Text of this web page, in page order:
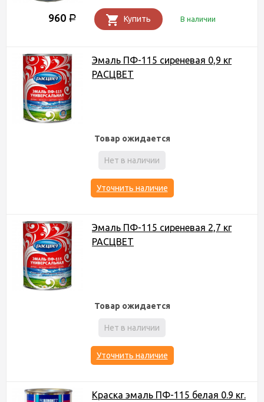
960 Р Купить В наличии
Эмаль ПФ-115 сиреневая 0,9 кг
РАСЦВЕТ
Товар ожидается
Нет в наличии
Уточнить наличие
Эмаль ПФ-115 сиреневая 2,7 кг
РАСЦВЕТ
Товар ожидается
Нет в наличии
Уточнить наличие
Краска эмаль ПФ-115 белая 0.9 кг.